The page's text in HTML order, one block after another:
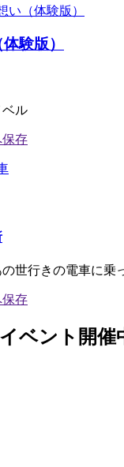
験版）
ベル
世行きの電車に乗
ベント開催